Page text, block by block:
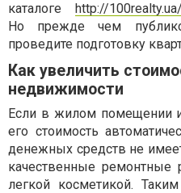
каталоге http://
Но прежде чем
проведите подготовку
Как увеличить
недвижимости
Если в жилом помещении
его стоимость
денежных средств не
качественные ремонтные
легкой косметикой.